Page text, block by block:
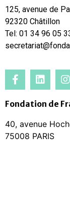
125, avenue de
92320 Châtillon
Tel: 01 34 96 05
Fondation de
40, avenue
75008 PARIS